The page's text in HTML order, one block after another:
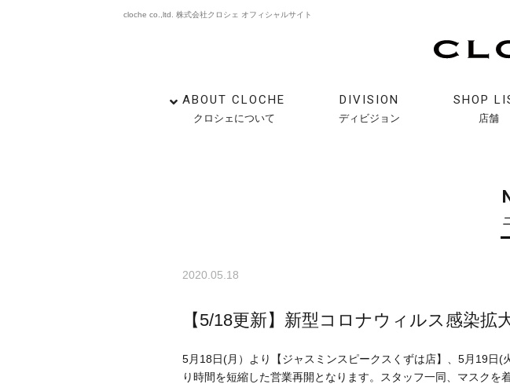
cloche co.,ltd. 株式会社クロシェ オフィシャルサイト
ABOUT CLOCHE
クロシェについて
DIVISION
ディビジョン
SHOP
店舗
2020.05.18
【5/18更新】新型コロナウィルス感染
5月18日(月）より【ジャスミンスピークスくずは店】、5月19日
り時間を短縮した営業再開となります。スタッフ一同、マスク